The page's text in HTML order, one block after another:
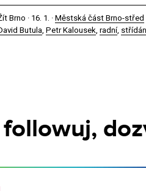
Brno · 16. 1. · Městská část Brno-střed
Butula, Petr Kalousek, radní,